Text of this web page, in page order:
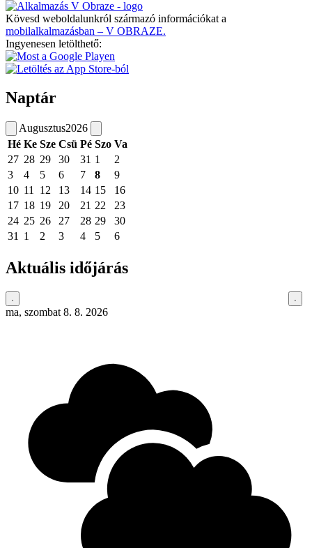
Kövesd weboldalunkról származó információkat a
mobilalkalmazásban – V OBRAZE.
Ingyenesen letölthető:
Naptár
Augusztus2026
Hé Ke Sze Csü Pé Szo Va
27 28 29 30 31 1
2
3
4 5 6 7 8
9
10 11 12 13 14 15
16
17 18 19 20 21 22
23
24 25 26 27 28 29
30
31
1 2 3 4 5 6
Aktuális időjárás
ma, szombat 8. 8. 2026